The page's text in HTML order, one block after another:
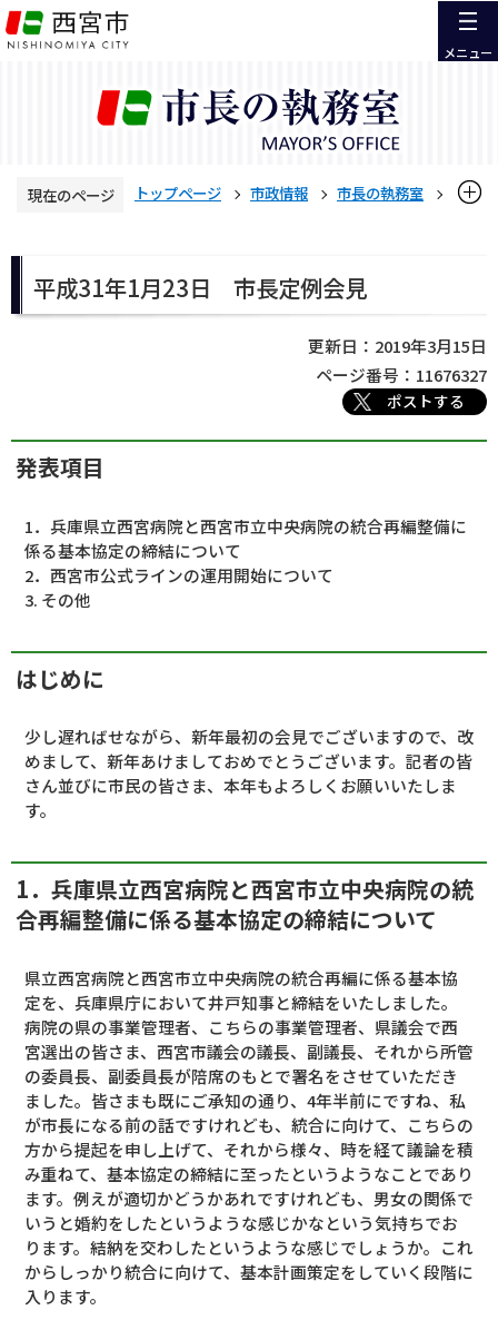
こ
の
す
メニュー
現在のページ トップページ 市政情報
市長の執務室
平成31年1月23日 市長定例会見
こ
平成31年1月23日 市長定例会見
更新日：2019年3月15日
ページ番号：11676327
ポストする
発表項目
1．兵庫県立西宮病院と西宮市立中央病院の統合再編整備に
係る基本協定の締結について
2．西宮市公式ラインの運用開始について
3. その他
はじめに
少し遅ればせながら、新年最初の会見でございますので、改
めまして、新年あけましておめでとうございます。記者の皆
さん並びに市民の皆さま、本年もよろしくお願いいたしま
す。
1．兵庫県立西宮病院と西宮市立中央病院の統
合再編整備に係る基本協定の締結について
県立西宮病院と西宮市立中央病院の統合再編に係る基本協
定を、兵庫県庁において井戸知事と締結をいたしました。
病院の県の事業管理者、こちらの事業管理者、県議会で西
宮選出の皆さま、西宮市議会の議長、副議長、それから所管
の委員長、副委員長が陪席のもとで署名をさせていただき
ました。皆さまも既にご承知の通り、4年半前にですね、私
が市長になる前の話ですけれども、統合に向けて、こちらの
方から提起を申し上げて、それから様々、時を経て議論を積
み重ねて、基本協定の締結に至ったというようなことであり
ます。例えが適切かどうかあれですけれども、男女の関係で
いうと婚約をしたというような感じかなという気持ちでお
ります。結納を交わしたというような感じでしょうか。これ
からしっかり統合に向けて、基本計画策定をしていく段階に
入ります。